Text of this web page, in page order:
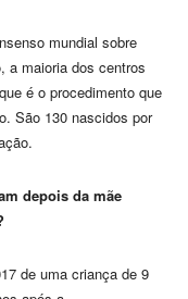
mundial sobre
a maioria dos centros
é o procedimento que
São 130 nascidos por
depois da mãe
de uma criança de 9